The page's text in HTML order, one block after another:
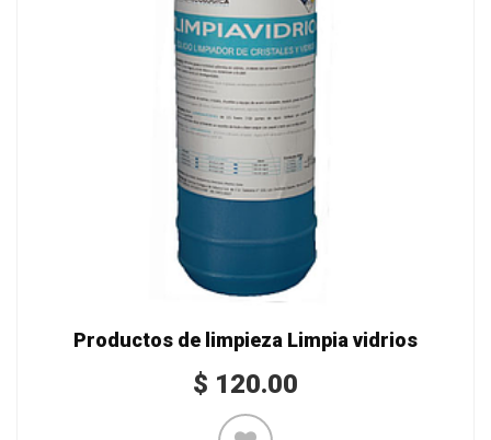
Productos de limpieza Limpia vidrios
$ 120.00